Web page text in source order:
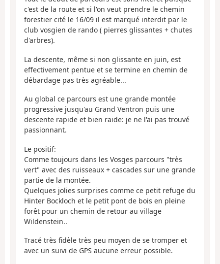
c'est de la route et si l'on veut prendre le chemin
forestier cité le 16/09 il est marqué interdit par le
club vosgien de rando ( pierres glissantes + chutes
d'arbres).
La descente, même si non glissante en juin, est
effectivement pentue et se termine en chemin de
débardage pas très agréable...
Au global ce parcours est une grande montée
progressive jusqu'au Grand Ventron puis une
descente rapide et bien raide: je ne l'ai pas trouvé
passionnant.
Le positif:
Comme toujours dans les Vosges parcours "très
vert" avec des ruisseaux + cascades sur une grande
partie de la montée.
Quelques jolies surprises comme ce petit refuge du
Hinter Bockloch et le petit pont de bois en pleine
forêt pour un chemin de retour au village
Wildenstein..
Tracé très fidèle très peu moyen de se tromper et
avec un suivi de GPS aucune erreur possible.